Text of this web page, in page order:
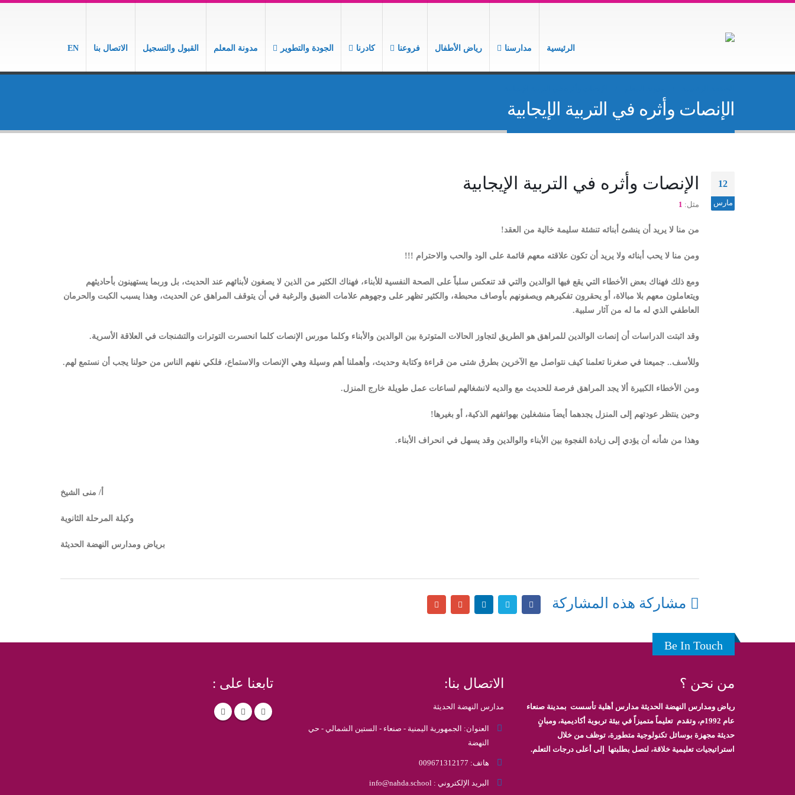
الرئيسية مدارسنا رياض الأطفال فروعنا كادرنا الجودة والتطوير مدونة المعلم القبول والتسجيل الاتصال بنا EN
الإنصات وأثره في التربية الإيجابية
12
مارس
الإنصات وأثره في التربية الإيجابية
مثل: 1
من منا لا يريد أن ينشئ أبنائه تنشئة سليمة خالية من العقد!
ومن منا لا يحب أبنائه ولا يريد أن تكون علاقته معهم قائمة على الود والحب والاحترام !!!
ومع ذلك فهناك بعض الأخطاء التي يقع فيها الوالدين والتي قد تنعكس سلباً على الصحة النفسية للأبناء، فهناك الكثير من الذين لا يصغون لأبنائهم عند الحديث، بل وربما يستهينون بأحاديثهم
ويتعاملون معهم بلا مبالاة، أو يحقرون تفكيرهم ويصفونهم بأوصاف محبطة، والكثير تظهر على وجهوهم علامات الضيق والرغبة في أن يتوقف المراهق عن الحديث، وهذا يسبب الكبت والحرمان
العاطفي الذي له ما له من آثار سلبية.
وقد اثبتت الدراسات أن إنصات الوالدين للمراهق هو الطريق لتجاوز الحالات المتوترة بين الوالدين والأبناء وكلما مورس الإنصات كلما انحسرت التوترات والتشنجات في العلاقة الأسرية.
وللأسف.. جميعنا في صغرنا تعلمنا كيف نتواصل مع الآخرين بطرق شتى من قراءة وكتابة وحديث، وأهملنا أهم وسيلة وهي الإنصات والاستماع، فلكي نفهم الناس من حولنا يجب أن نستمع لهم.
ومن الأخطاء الكبيرة ألا يجد المراهق فرصة للحديث مع والديه لانشغالهم لساعات عمل طويلة خارج المنزل.
وحين ينتظر عودتهم إلى المنزل يجدهما أيضاَ منشغلين بهواتفهم الذكية، أو بغيرها!
وهذا من شأنه أن يؤدي إلى زيادة الفجوة بين الأبناء والوالدين وقد يسهل في انحراف الأبناء.
أ/ منى الشيخ
وكيلة المرحلة الثانوية
برياض ومدارس النهضة الحديثة
مشاركة هذه المشاركة
Be In Touch
من نحن ؟
رياض ومدارس النهضة الحديثة مدارس أهلية تأسست بمدينة صنعاء
عام 1992م، وتقدم تعليماً متميزاً في بيئة تربوية أكاديمية، ومبانٍ
حديثة مجهزة بوسائل تكنولوجية متطورة، توظف من خلال
استراتيجيات تعليمية خلاقة، لتصل بطلبتها إلى أعلى درجات التعلم.
الاتصال بنا:
مدارس النهضة الحديثة
العنوان:
الجمهورية اليمنية - صنعاء - الستين الشمالي - حي
النهضة
هاتف: 009671312177
البريد الإلكتروني : info@nahda.school
تابعنا على :